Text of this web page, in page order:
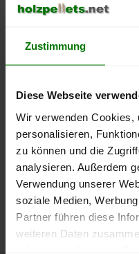
Zustimmung
Diese Webseite
Wir verwenden Cookies,
personalisieren,
zu können und die
analysieren. Außerdem
Verwendung unserer
soziale Medien,
Partner führen diese
weiteren Daten
lose
September
2025
250 €
350 €
Die aktuelle
können Sie jederzeit